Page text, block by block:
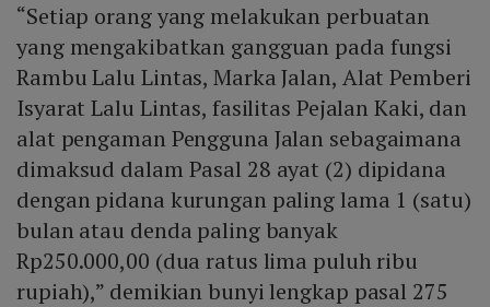
“Setiap orang yang melakukan perbuatan
yang mengakibatkan gangguan pada fungsi
Rambu Lalu Lintas, Marka Jalan, Alat Pemberi
Isyarat Lalu Lintas, fasilitas Pejalan Kaki, dan
alat pengaman Pengguna Jalan sebagaimana
dimaksud dalam Pasal 28 ayat (2) dipidana
dengan pidana kurungan paling lama 1 (satu)
bulan atau denda paling banyak
Rp250.000,00 (dua ratus lima puluh ribu
rupiah),” demikian bunyi lengkap pasal 275